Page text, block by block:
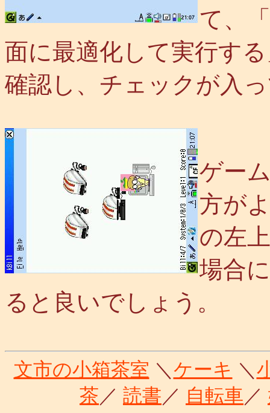
て、
面に最適化して実行す
確認し、チェックが入
ゲー
方が
の左
場合
ると良いでしょう。
文市の小箱茶室 ＼ ケーキ ＼
茶 ／ 読書 ／ 自転車 ／